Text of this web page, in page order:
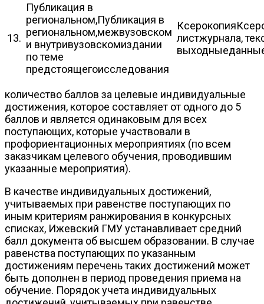
13.
Публикация в
региональном,Публикация в
региональном,межвузовском
и внутривузовскомиздании
по теме
предстоящегоисследования
листжурнала,
количество баллов за целевые индивидуальные
достижения, которое составляет от одного до 5
баллов и является одинаковым для всех
поступающих, которые участвовали в
профориентационных мероприятиях (по всем
заказчикам целевого обучения, проводившим
указанные мероприятия).
В качестве индивидуальных достижений,
учитываемых при равенстве поступающих по
иным критериям ранжирования в конкурсных
списках, Ижевский ГМУ устанавливает средний
балл документа об высшем образовании. В случае
равенства поступающих по указанным
достижениям перечень таких достижений может
быть дополнен в период проведения приема на
обучение. Порядок учета индивидуальных